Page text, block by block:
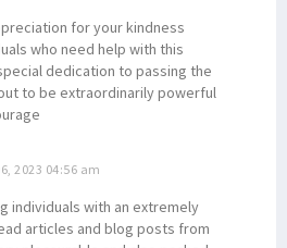
for your kindness
who need help with this
dedication to passing the
to be extraordinarily powerful
2023 04:56 am
individuals with an extremely
articles and blog posts from